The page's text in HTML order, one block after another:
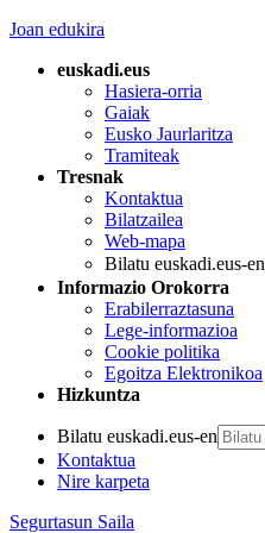
Joan edukira
euskadi.eus
Hasiera-orria
Gaiak
Eusko Jaurlaritza
Tramiteak
Tresnak
Kontaktua
Bilatzailea
Web-mapa
Bilatu euskadi.eus-en
Informazio Orokorra
Erabilerraztasuna
Lege-informazioa
Cookie politika
Egoitza Elektronikoa
Hizkuntza
Bilatu euskadi.eus-en
Kontaktua
Nire karpeta
Segurtasun Saila